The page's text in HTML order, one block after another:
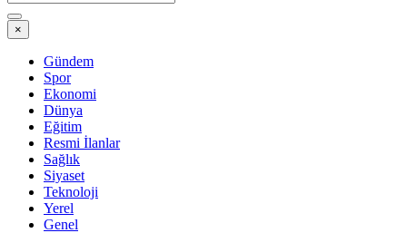
×
Gündem
Spor
Ekonomi
Dünya
Eğitim
Resmi İlanlar
Sağlık
Siyaset
Teknoloji
Yerel
Genel